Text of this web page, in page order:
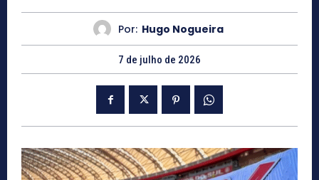
Por: Hugo Nogueira
7 de julho de 2026